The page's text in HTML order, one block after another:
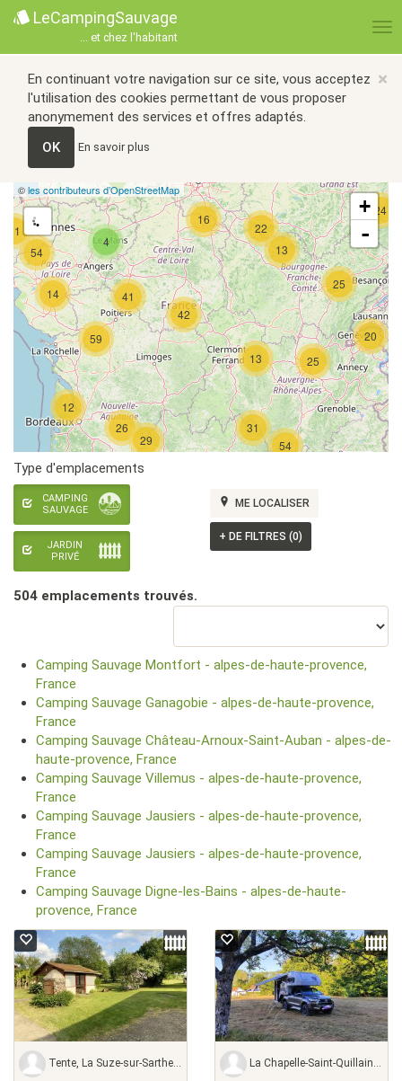
LeCampingSauvage
... et chez l'habitant
×
En continuant votre navigation sur ce site, vous acceptez
l'utilisation des cookies permettant de vous proposer
anonymement des services et offres adaptés.
OK
En savoir plus
4
13
25
22
42
54
54
59
26
13
31
16
14
25
20
24
29
21
41
12
©les contributeurs d’OpenStreetMap
+
-
Type d'emplacements
CAMPING
SAUVAGE
JARDIN
PRIVÉ
ME LOCALISER
+ DE FILTRES (0)
504 emplacements trouvés.
Camping Sauvage Montfort - alpes-de-haute-provence,
France
Camping Sauvage Ganagobie - alpes-de-haute-provence,
France
Camping Sauvage Château-Arnoux-Saint-Auban - alpes-de-
haute-provence, France
Camping Sauvage Villemus - alpes-de-haute-provence,
France
Camping Sauvage Jausiers - alpes-de-haute-provence,
France
Camping Sauvage Jausiers - alpes-de-haute-provence,
France
Camping Sauvage Digne-les-Bains - alpes-de-haute-
provence, France
Tente, La Suze-sur-Sarthe - sarthe, France La Chapelle-Saint-Quillain - haute-saône,